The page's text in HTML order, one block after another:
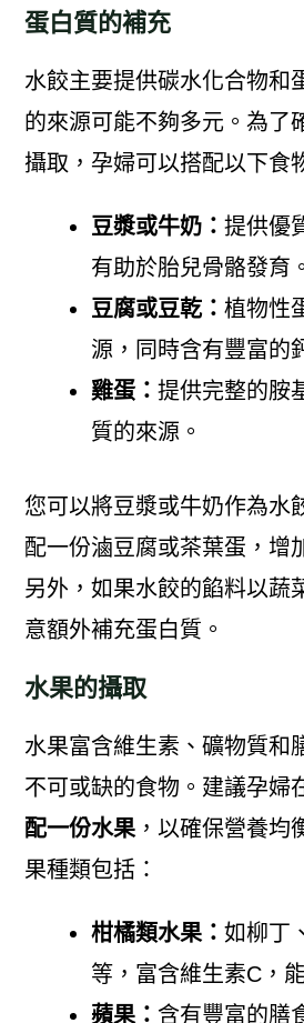
蛋白質的補充
水餃主要提供碳水化合物和
的來源可能不夠多元。為了
攝取，孕婦可以搭配以下食
豆漿或牛奶： 提供優
有助於胎兒骨骼發育。
豆腐或豆乾： 植物性
源，同時含有豐富的
雞蛋： 提供完整的胺
質的來源。
您可以將豆漿或牛奶作為水
配一份滷豆腐或茶葉蛋，增
另外，如果水餃的餡料以蔬
意額外補充蛋白質。
水果的攝取
水果富含維生素、礦物質和
不可或缺的食物。建議孕婦
配一份水果，以確保營養均
果種類包括：
柑橘類水果： 如柳丁
等，富含維生素C，
蘋果： 含有豐富的膳